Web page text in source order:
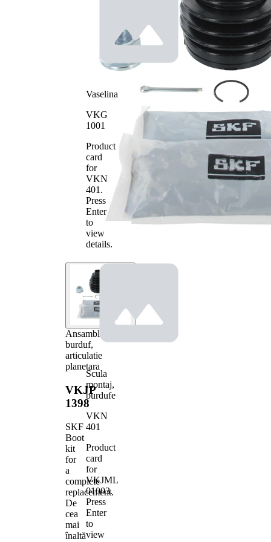
Ansamblu
burduf,
articulatie
planetara
VKJP
1398
SKF
Boot
kit
for
a
complete
replacement.
De
cea
mai
înaltă
Vaselina
VKG
1001
Product
card
for
VKN
401 .
Press
Enter
to
view
details.
Scula
montaj,
burdufe
VKN
401
Product
card
for
VKJML
01003.
Press
Enter
to
view